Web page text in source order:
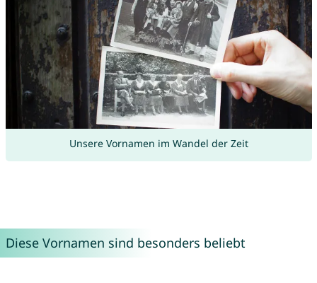
Unsere Vornamen im Wandel der Zeit
Diese Vornamen sind besonders beliebt